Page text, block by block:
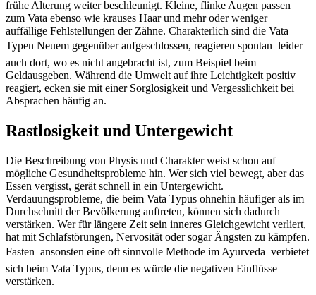
frühe Alterung weiter beschleunigt. Kleine, flinke Augen passen
zum Vata ebenso wie krauses Haar und mehr oder weniger
auffällige Fehlstellungen der Zähne. Charakterlich sind die Vata
Typen Neuem gegenüber aufgeschlossen, reagieren spontan  leider
auch dort, wo es nicht angebracht ist, zum Beispiel beim
Geldausgeben. Während die Umwelt auf ihre Leichtigkeit positiv
reagiert, ecken sie mit einer Sorglosigkeit und Vergesslichkeit bei
Absprachen häufig an.
Rastlosigkeit und Untergewicht
Die Beschreibung von Physis und Charakter weist schon auf
mögliche Gesundheitsprobleme hin. Wer sich viel bewegt, aber das
Essen vergisst, gerät schnell in ein Untergewicht.
Verdauungsprobleme, die beim Vata Typus ohnehin häufiger als im
Durchschnitt der Bevölkerung auftreten, können sich dadurch
verstärken. Wer für längere Zeit sein inneres Gleichgewicht verliert,
hat mit Schlafstörungen, Nervosität oder sogar Ängsten zu kämpfen.
Fasten  ansonsten eine oft sinnvolle Methode im Ayurveda  verbietet
sich beim Vata Typus, denn es würde die negativen Einflüsse
verstärken.